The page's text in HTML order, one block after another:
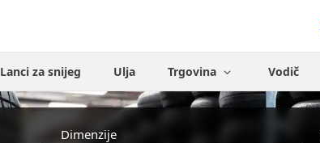
Lanci za snijeg Ulja Trgovina Vodič
Dimenzije